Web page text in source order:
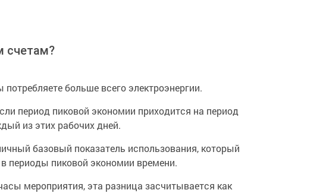
счетам?
больше всего электроэнергии.
период пиковой экономии приходится на период
из этих рабочих дней.
базовый показатель использования, который
периоды пиковой экономии времени.
мероприятия, эта разница засчитывается как